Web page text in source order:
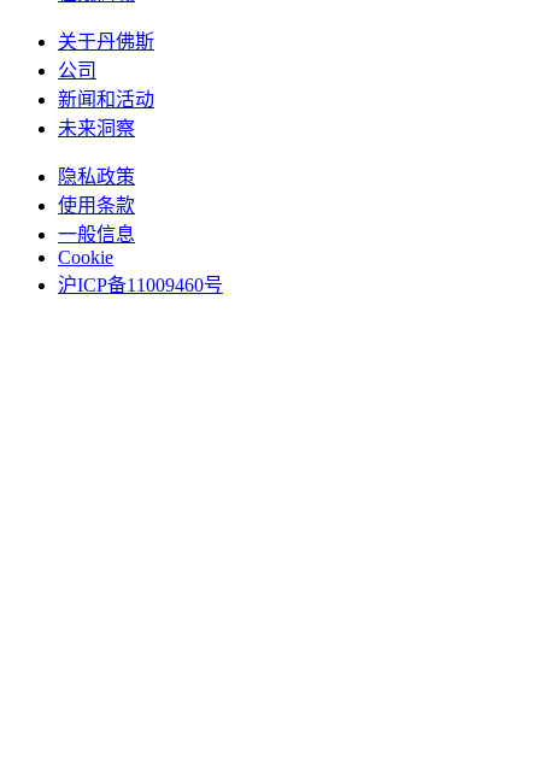
关于丹佛斯
公司
新闻和活动
未来洞察
隐私政策
使用条款
一般信息
Cookie
沪ICP备11009460号